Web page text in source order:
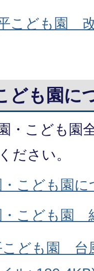
こども園
ども園に
・こども園
ださい。
こども園に
・こども園
こども園 台